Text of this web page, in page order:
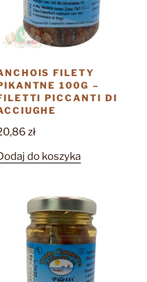
FILETY
100G –
PICCANTI DI
zł
do koszyka